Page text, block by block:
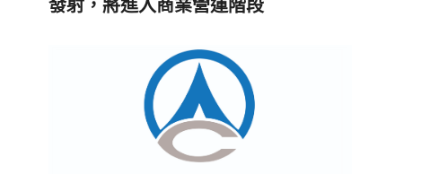
發射，將進入商業營運階段